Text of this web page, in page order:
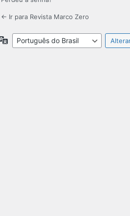
← Ir para Revista Marco Zero
Idioma